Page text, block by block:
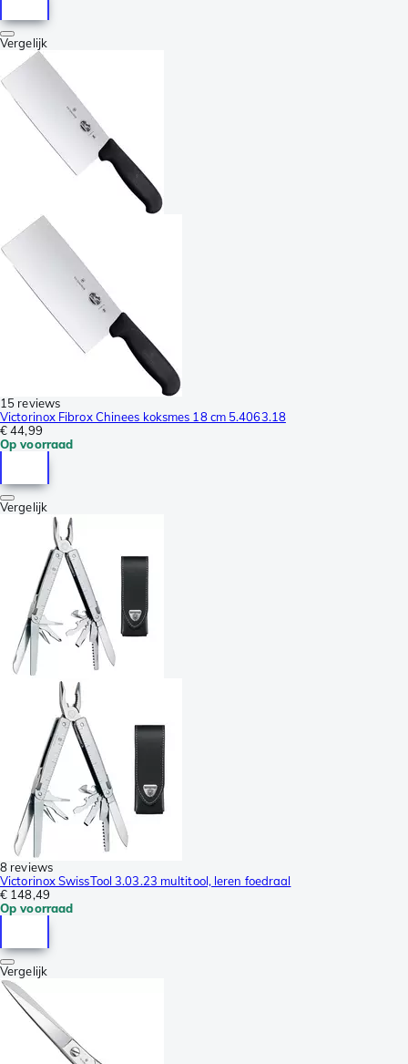
Vergelijk
15 reviews
Victorinox Fibrox Chinees koksmes 18 cm 5.4063.18
€ 44,99
Op voorraad
Vergelijk
8 reviews
Victorinox SwissTool 3.03.23 multitool, leren foedraal
€ 148,49
Op voorraad
Vergelijk